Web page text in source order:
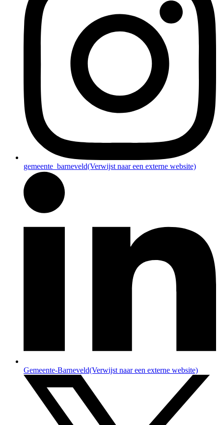
gemeente_barneveld(Verwijst naar een externe website)
Gemeente-Barneveld(Verwijst naar een externe website)